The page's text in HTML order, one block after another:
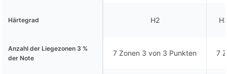
Härtegrad H2
Anzahl der Liegezonen 3 %
der Note
7 Zonen 3 von 3 Punkten 7